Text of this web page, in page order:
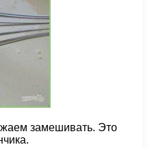
замешивать. Это